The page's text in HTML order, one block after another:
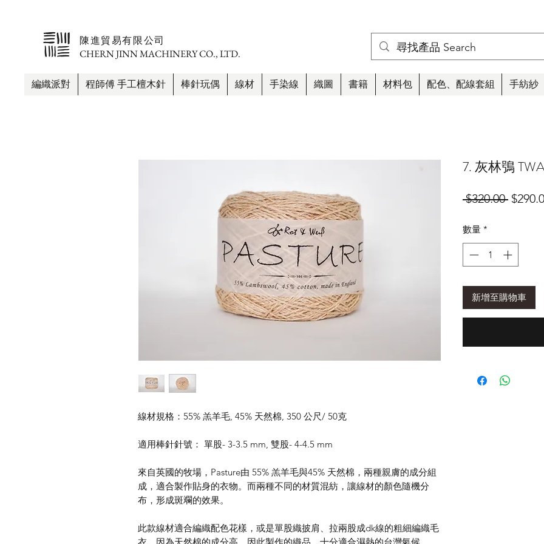
​陳進貿易有限公司
CHERN JINN MACHINERY CO., LTD.
編織派對 程師傅 手工檀木針 棒針玩偶 線材 手染線 織圖 書籍 材料包 配色、配線套組 手紡紗
線材規格：55% 羔羊毛, 45% 天然棉, 350 公尺/ 50克
適用棒針針號： 單股- 3-3.5 mm, 雙股- 4-4.5 mm
來自英國的牧場，Pasture由 55% 羔羊毛與45% 天然棉，兩種親膚的成分組
成，適合製作貼身的衣物。而兩種不同的材質混紡，讓線材的顏色隨機分
布，形成斑斕的效果。
此款線材適合編織配色花樣，或是單股織披肩、拉兩股成dk線的粗細編織毛
7. 灰林鴞
$320.00 一
格
數量 *
新增至購物車